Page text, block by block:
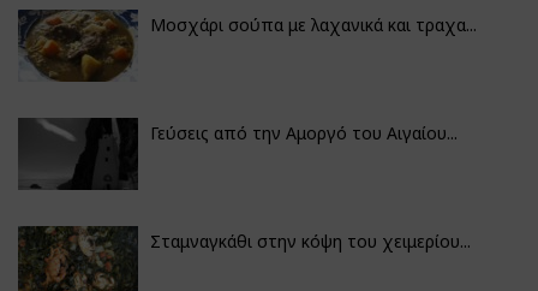
Μοσχάρι σούπα με λαχανικά και τραχα...
Γεύσεις από την Αμοργό του Αιγαίου...
Σταμναγκάθι στην κόψη του χειμερίου...